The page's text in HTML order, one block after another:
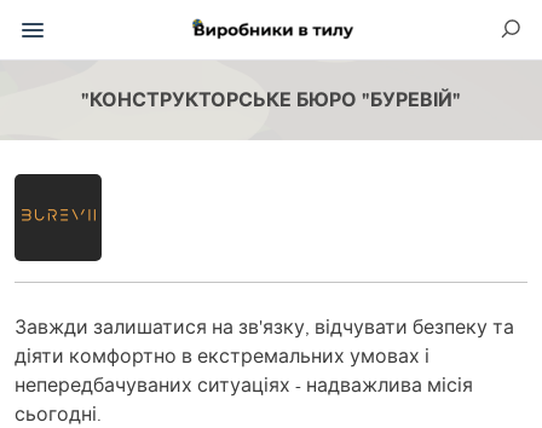
"КОНСТРУКТОРСЬКЕ БЮРО "БУРЕВІЙ"
Завжди залишатися на зв'язку, відчувати безпеку та
діяти комфортно в екстремальних умовах і
непередбачуваних ситуаціях - надважлива місія
сьогодні.